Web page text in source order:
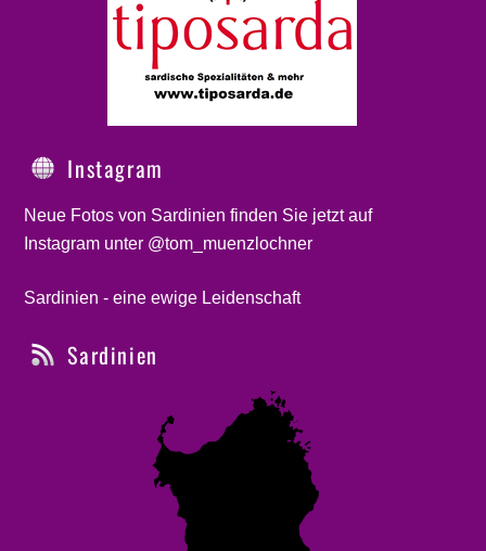
Instagram
Neue Fotos von Sardinien finden Sie jetzt auf
Instagram unter @tom_muenzlochner
Sardinien - eine ewige Leidenschaft
Sardinien